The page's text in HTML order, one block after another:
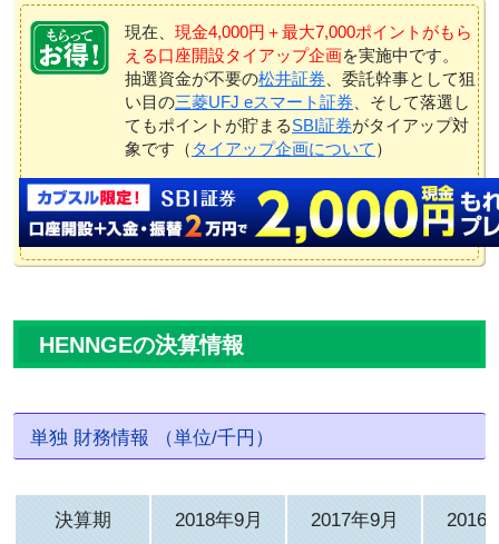
現在、 現金4,000円＋最大7,000ポイントがもら
える口座開設タイアップ企画を実施中です。
抽選資金が不要の松井証券 、委託幹事として狙
い目の三菱UFJ eスマート証券 、そして落選し
てもポイントが貯まるSBI証券がタイアップ対
象です（ タイアップ企画について ）
HENNGEの決算情報
単独 財務情報 （単位/千円）
決算期 2018年9月 2017年9月 2016